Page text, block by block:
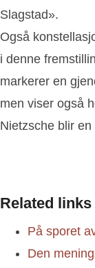
Slagstad».
Også
i denne
markerer en
men viser også
Nietzsche blir
Related links
På sporet
Den